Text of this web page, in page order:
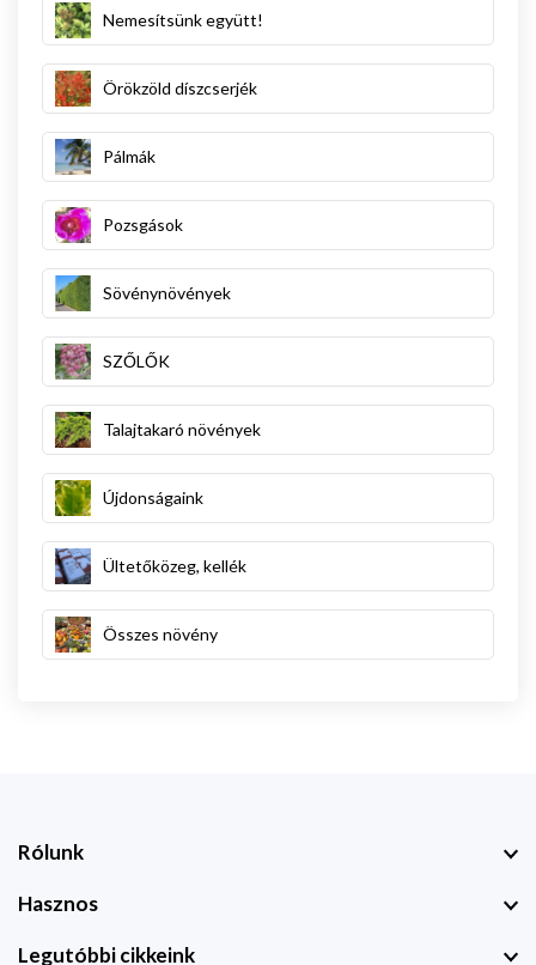
Nemesítsünk együtt!
Örökzöld díszcserjék
Pálmák
Pozsgások
Sövénynövények
SZŐLŐK
Talajtakaró növények
Újdonságaink
Ültetőközeg, kellék
Összes növény
Rólunk
Hasznos
Legutóbbi cikkeink